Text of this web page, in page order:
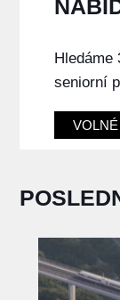
Hledáme
seniorní